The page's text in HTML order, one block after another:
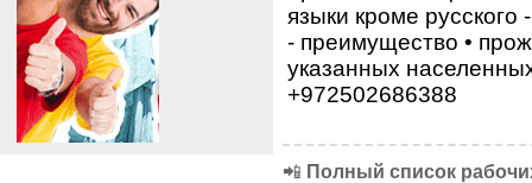
⁠языки кроме
- преимущество •⁠
указанных
+972502686388
📲 Полный список